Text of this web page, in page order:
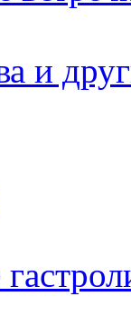
и